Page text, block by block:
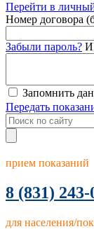
Перейти в
Номер договора
Забыли пароль?
Запомнить
Передать
прием показаний
8 (831) 243-
для населения/